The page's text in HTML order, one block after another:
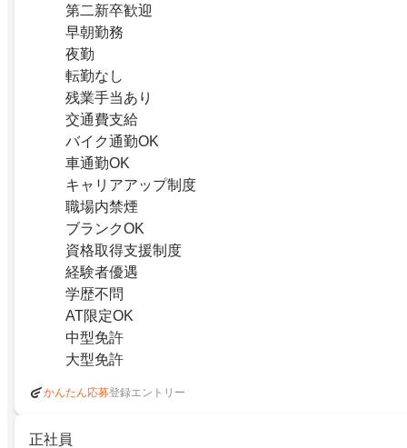
第二新卒歓迎
早朝勤務
夜勤
転勤なし
残業手当あり
交通費支給
バイク通勤OK
車通勤OK
キャリアアップ制度
職場内禁煙
ブランクOK
資格取得支援制度
経験者優遇
学歴不問
AT限定OK
中型免許
大型免許
かんたん応募登録エントリー
正社員